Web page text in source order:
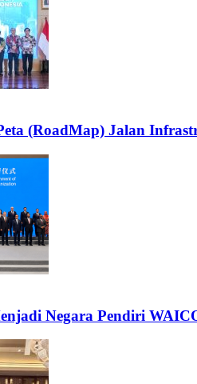
(RoadMap) Jalan
Negara Pendiri